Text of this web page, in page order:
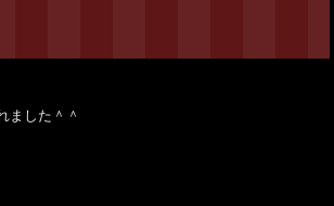
ました＾＾